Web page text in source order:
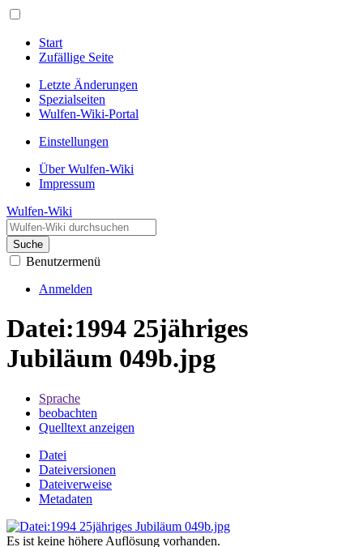
Start
Zufällige Seite
Letzte Änderungen
Spezialseiten
Wulfen-Wiki-Portal
Einstellungen
Über Wulfen-Wiki
Impressum
Wulfen-Wiki
Suche
Benutzermenü
Anmelden
Datei:1994 25jähriges
Jubiläum 049b.jpg
Sprache
beobachten
Quelltext anzeigen
Datei
Dateiversionen
Dateiverweise
Metadaten
Es ist keine höhere Auflösung vorhanden.